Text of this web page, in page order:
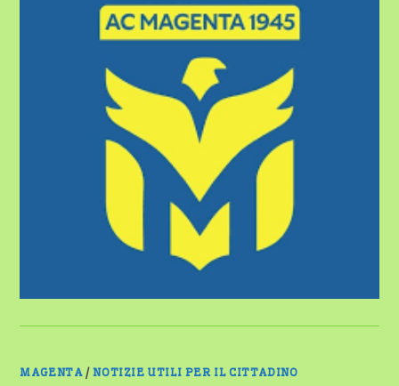
MAGENTA/NOTIZIE UTILI PER IL CITTADINO